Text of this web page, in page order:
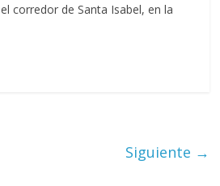
corredor de Santa Isabel, en la
Siguiente →